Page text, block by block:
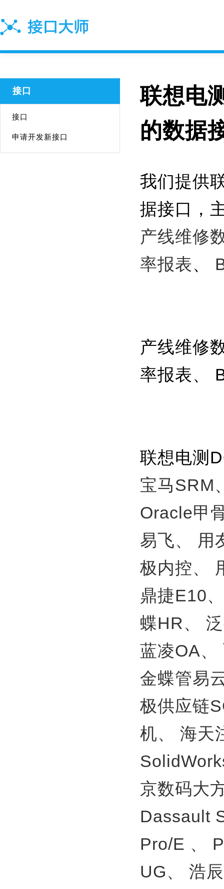
接口
接口
申请开发新接口
联想电
的数据
我们提供
据接口，
产线维修
率报表、
产线维修
率报表、
联想电测
宝马SRM
Oracle甲
易飞、
用
极内控、
鼎捷E10、
蝶HR、
蓝凌OA、
金蝶管易
极供应链
机、
海天
京数码大
Dassault
Pro/E 、
UG、
浩